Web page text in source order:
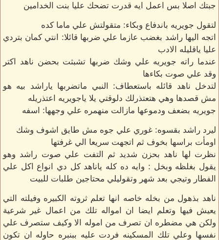
جبتك اصلا بس اعمل ايه قدرت تضحك عليا بنت الخدامين
لتقول جويريه باندفاع وبكاء: متقولتش علي ماما كده
اتجه اليها راشد بغضب عازما علي ضربها قائلا: انتي كمان بتردي
عليا ياقليله الادب
عندما راته جويريه علي وشك ضربها تشبثت بحضن ناهد اكتر
وقد علي صوت بكاءها
لتدخل ناهد قائله باستعطاف: النبي ماتضربها ياراشد بيه هو
مش قصدها وهي هتعتذرلك دلوقتي يلا ياجويريه اعتذريله
جويريه بضعف ودموعها مازالت منهمره علي وجهها: اسفه
ليرد راشد بقسوه: غوري علي جوه مش طايق اشوف وشك
اومأت براسها بخوف ثم اتجهت سريعا الي غرفتها
نظرت لها ناهد بحزن شديد ثم التفت علي صوت راشد وهو
يقول بغلظه وبخل : وايه ده كله ياناهد كل دي انواع اكل علي
الفطار وتيجي بعد شهر وتقوليلي محتاجين طلبات للبيت
ناهد بذهول من بخله خاصه انها تعلم ثروته الكبيره وفيلته التي
يعيش فيها وتعلم ايضا ان امواله تلك من اعمال غير شرعية
ولكن هي مضطره ان تصرف من اموله الا وكيف ستصرف علي
نفسها وعلي تلك المسكينه فردت عليه ببنبره حاوله ان تكون